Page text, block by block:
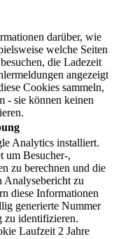
darüber, wie
welche Seiten
die Ladezeit
angezeigt
Cookies sammeln,
- sie können keinen
Analytics installiert.
um Besucher-,
zu berechnen und die
Analysebericht zu
diese Informationen
generierte Nummer
zu identifizieren.
Laufzeit 2 Jahre